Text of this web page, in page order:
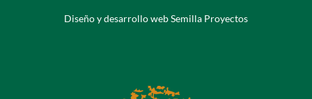
Diseño y desarrollo web Semilla Proyectos